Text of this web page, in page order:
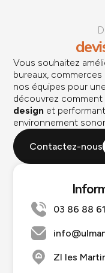
Vous souhaitez
bureaux,
nos équipes pour
découvrez comment
design et
environnement
Contactez-nous
03 86 88
ZI les